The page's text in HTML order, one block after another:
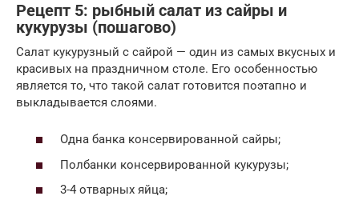
Рецепт 5: рыбный салат из сайры и
кукурузы (пошагово)
Салат кукурузный с сайрой — один из самых вкусных и
красивых на праздничном столе. Его особенностью
является то, что такой салат готовится поэтапно и
выкладывается слоями.
Одна банка консервированной сайры;
Полбанки консервированной кукурузы;
3-4 отварных яйца;